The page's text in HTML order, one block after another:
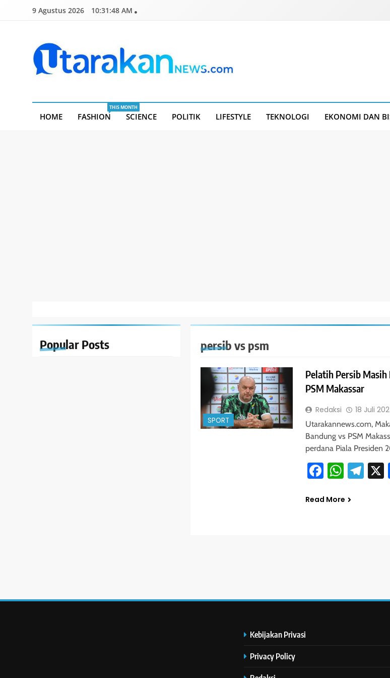
9 Agustus 2026 10:31:48 AM
HOME FASHION
THIS MONTH
SCIENCE POLITIK LIFESTYLE TEKNOLOGI EKONOMI DAN
Popular Posts persib vs psm
SPORT
Pelatih Persib Masih
PSM Makassar
Redaksi 18 Juli
Utarakannews.com,
Bandung vs PSM
perdana Piala Presiden
Facebook
Read More
Kebijakan Privasi
Privacy Policy